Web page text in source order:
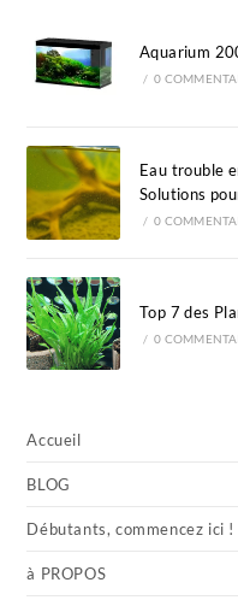
Aquarium
/ 0
Eau trouble
Solutions
/ 0
Top 7 des
/ 0
Accueil
BLOG
Débutants, commencez ici !
à PROPOS